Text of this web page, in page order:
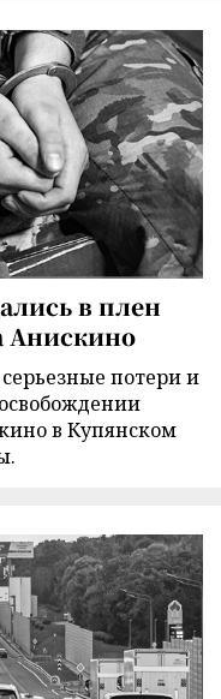
в плен
Анискино
потери и
в Купянском